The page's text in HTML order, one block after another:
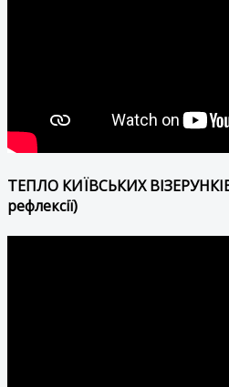
ТЕПЛО КИЇВСЬКИХ ВІЗЕРУНКІВ
рефлексії)